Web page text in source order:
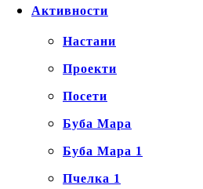
Активности
Настани
Проекти
Посети
Буба Мара
Буба Мара 1
Пчелка 1